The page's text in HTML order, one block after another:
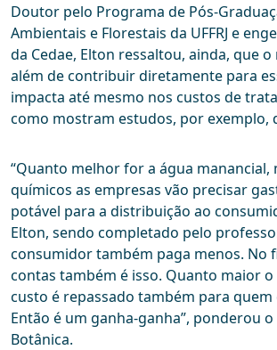
Doutor pelo Programa de Pós-
Ambientais e Florestais da UFFRJ e
da Cedae, Elton ressaltou, ainda, que
além de contribuir diretamente para
impacta até mesmo nos custos de
como mostram estudos, por exemplo,
“Quanto melhor for a água
químicos as empresas vão precisar
potável para a distribuição ao
Elton, sendo completado pelo
consumidor também paga menos. No
contas também é isso. Quanto maior o
custo é repassado também para quem
Então é um ganha-ganha”, ponderou
Botânica.